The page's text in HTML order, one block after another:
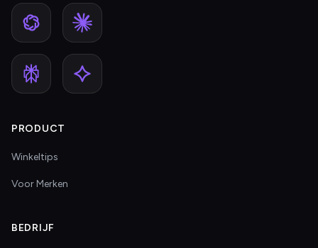
PRODUCT
Winkeltips
Voor Merken
BEDRIJF